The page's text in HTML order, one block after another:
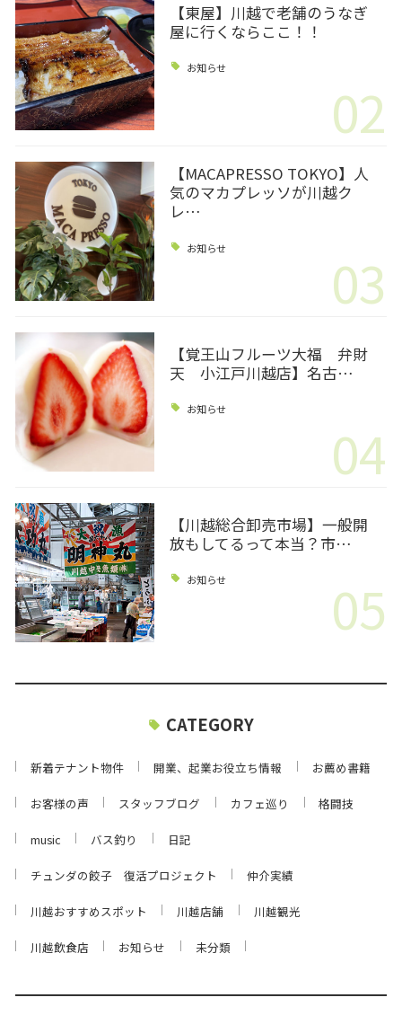
【東屋】川越で老舗のうなぎ
屋に行くならここ！！
お知らせ
02
【MACAPRESSO TOKYO】人
気のマカプレッソが川越ク
レ…
お知らせ 03
【覚王山フルーツ大福 弁財
天 小江戸川越店】名古…
お知らせ
04
【川越総合卸売市場】一般開
放もしてるって本当？市…
お知らせ 05
CATEGORY
新着テナント物件 開業、起業お役立ち情報 お薦め書籍
お客様の声 スタッフブログ カフェ巡り 格闘技
music バス釣り 日記
チュンダの餃子 復活プロジェクト 仲介実績
川越おすすめスポット 川越店舗 川越観光
川越飲食店 お知らせ 未分類